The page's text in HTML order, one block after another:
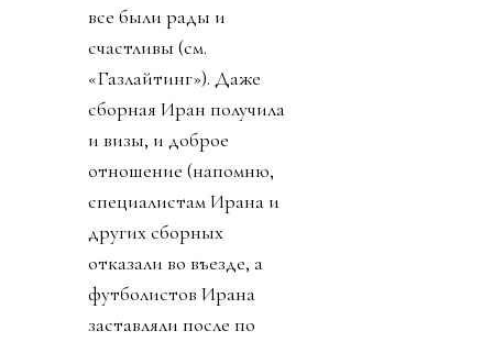
все были рады и
счастливы (см.
«Газлайтинг»). Даже
сборная Иран получила
и визы, и доброе
отношение (напомню,
специалистам Ирана и
других сборных
отказали во въезде, а
футболистов Ирана
заставляли после по